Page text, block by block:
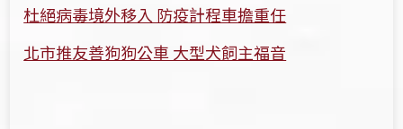
杜絕病毒境外移入 防疫計程車擔重任
北市推友善狗狗公車 大型犬飼主福音